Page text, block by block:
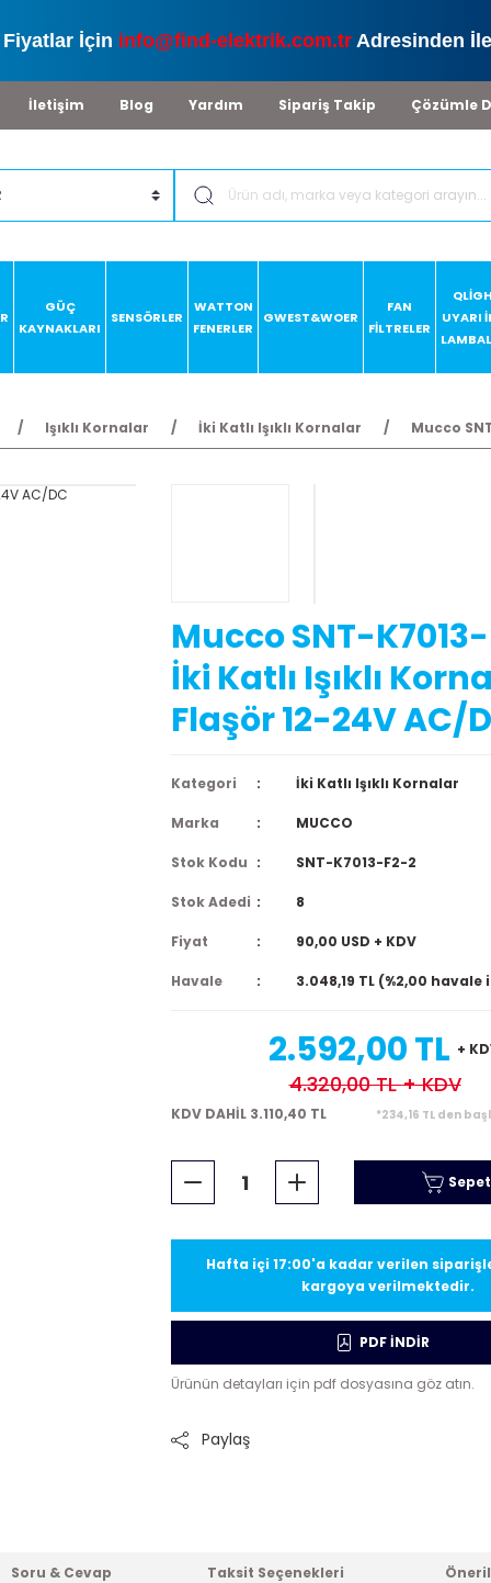
Fiyatlar İçin info@find-elektrik.com.trAdresinden
İletişim Blog Yardım Sipariş Takip Çözümle
GÜÇ
KAYNAKLARI
SENSÖRLER
WATTON
FENERLER
GWEST&WOER
FAN
FİLTRELER
UYARI
Işıklı Kornalar İki Katlı Işıklı Kornalar Mucco
Mucco SNT-
İki Katlı Işıklı
Flaşör 12-24V AC/
Kategori İki Katlı Işıklı Kornalar
Marka MUCCO
Stok Kodu SNT-K7013-F2-2
Stok Adedi 8
Fiyat 90,00 USD + KDV
Havale 3.048,19 TL (%2,00
2.592,00 TL +
4.320,00 TL+ KDV
KDV DAHİL 3.110,40 TL *234,16 TL den
Hafta içi 17:00'a kadar verilen
kargoya verilmektedir.
PDF İNDİR
Ürünün detayları için pdf dosyasına göz atın.
Paylaş
Soru & Cevap Taksit Seçenekleri